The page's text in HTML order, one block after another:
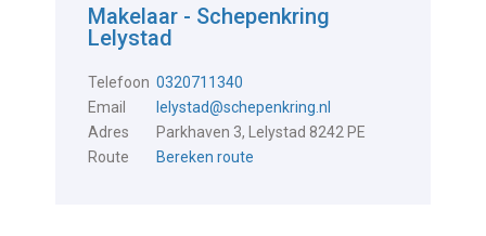
Makelaar - Schepenkring
Lelystad
Telefoon 0320711340
Email
lelystad@schepenkring.nl
Adres
Parkhaven 3, Lelystad 8242 PE
Route
Bereken route